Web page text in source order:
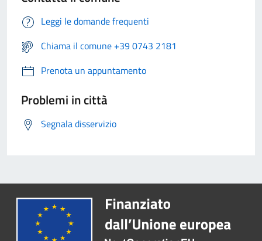
Leggi le domande frequenti
Chiama il comune +39 0743 2181
Prenota un appuntamento
Problemi in città
Segnala disservizio